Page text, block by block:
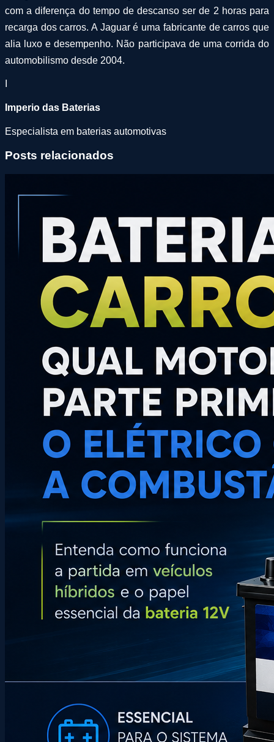
com a diferença do tempo de descanso ser de 2 horas para
recarga dos carros. A Jaguar é uma fabricante de carros que
alia luxo e desempenho. Não participava de uma corrida do
automobilismo desde 2004.
Imperio das Baterias
Especialista em baterias automotivas
Posts relacionados